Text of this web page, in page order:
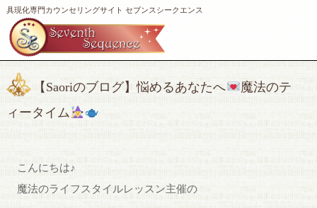
具現化専門カウンセリングサイト セブンスシークエンス
【Saoriのブログ】悩めるあなたへ
魔法のテ
ィータイム
こんにちは♪
魔法のライフスタイルレッスン主催の